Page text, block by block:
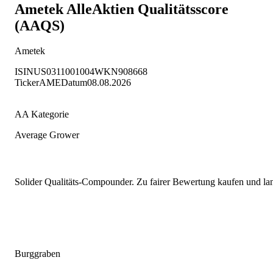
Ametek AlleAktien Qualitätsscore
(AAQS)
Ametek
ISINUS0311001004WKN908668
TickerAMEDatum08.08.2026
AA Kategorie
Average Grower
Solider Qualitäts-Compounder. Zu fairer Bewertung kaufen und
Burggraben